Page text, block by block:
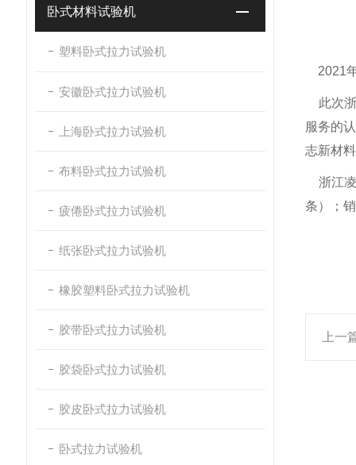
卧式材料试验机
塑料卧式拉力试验机
安徽卧式拉力试验机
上海卧式拉力试验机
布料卧式拉力试验机
疲倦卧式拉力试验机
纸张卧式拉力试验机
橡胶塑料卧式拉力试验机
胶带卧式拉力试验机
胶袋卧式拉力试验机
胶皮卧式拉力试验机
卧式拉力试验机
2021
此次浙
服务的
志新材
浙江凌
条）；
上一